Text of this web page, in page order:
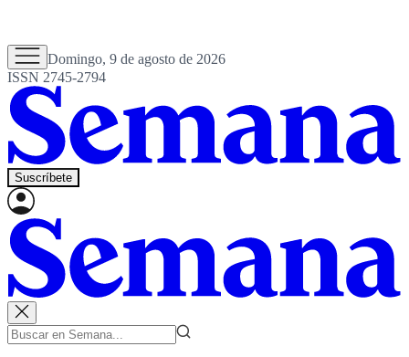
Domingo, 9 de agosto de 2026
ISSN 2745-2794
Suscríbete